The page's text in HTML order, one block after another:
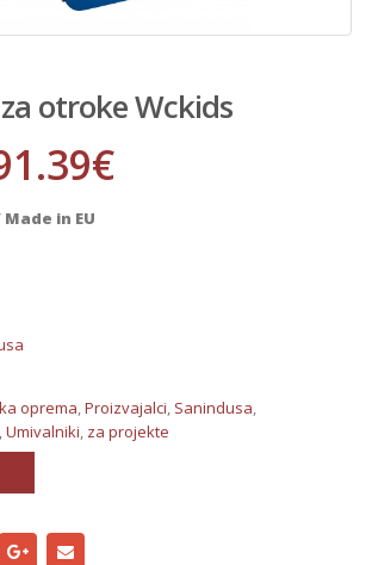
otroke Wckids
€
in EU
oprema,Proizvajalci, Sanindusa,
,Umivalniki, za projekte